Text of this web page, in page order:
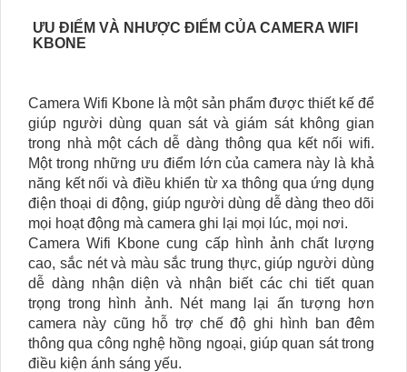
ƯU ĐIỂM VÀ NHƯỢC ĐIỂM CỦA CAMERA WIFI
KBONE
Camera Wifi Kbone là một sản phẩm được thiết kế để
giúp người dùng quan sát và giám sát không gian
trong nhà một cách dễ dàng thông qua kết nối wifi.
Một trong những ưu điểm lớn của camera này là khả
năng kết nối và điều khiển từ xa thông qua ứng dụng
điện thoại di động, giúp người dùng dễ dàng theo dõi
mọi hoạt động mà camera ghi lại mọi lúc, mọi nơi.
Camera Wifi Kbone cung cấp hình ảnh chất lượng
cao, sắc nét và màu sắc trung thực, giúp người dùng
dễ dàng nhận diện và nhận biết các chi tiết quan
trọng trong hình ảnh. Nét mang lại ấn tượng hơn
camera này cũng hỗ trợ chế độ ghi hình ban đêm
thông qua công nghệ hồng ngoại, giúp quan sát trong
điều kiện ánh sáng yếu.